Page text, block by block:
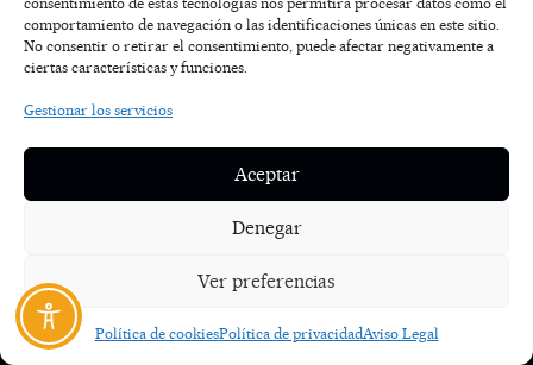
comportamiento de navegación o las identificaciones únicas en este sitio.
No consentir o retirar el consentimiento, puede afectar negativamente a
ciertas características y funciones.
Gestionar los servicios
Aceptar
Denegar
Ver preferencias
Política de cookiesPolítica de privacidadAviso Legal
que
la
esperanza
avanzando”,
a
e
b
n
a
w
i
t
u
i
o